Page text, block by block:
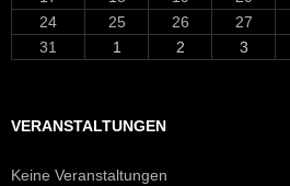
24
25 26 27
31
1 2 3
VERANSTALTUNGEN
Keine Veranstaltungen